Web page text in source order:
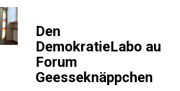
Den
DemokratieLabo au
Forum
Geesseknäppchen